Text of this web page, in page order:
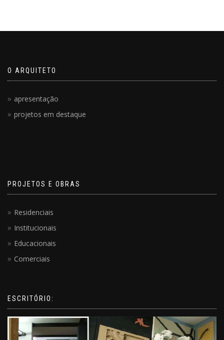
O ARQUITETO
apresentação
projetos em destaque
PROJETOS E OBRAS
Residenciais
Institucionais
Educacionais
Comerciais
ESCRITÓRIO: